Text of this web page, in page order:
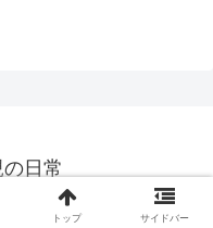
日常
親の日常.
トップ サイドバー